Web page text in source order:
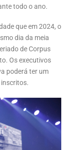
todo o ano.
que em 2024, o
dia da meia
de Corpus
Os executivos
poderá ter um
inscritos.